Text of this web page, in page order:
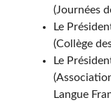
(Journées
Le
(Collège
Le
Langue